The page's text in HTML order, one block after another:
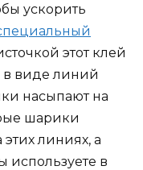
ускорить
этот клей
в виде линий
насыпают на
шарики
линиях, а
используете в